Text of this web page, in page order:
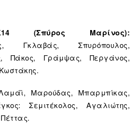
(Σπύρος Μαρίνος):
Γκλαβάς, Σπυρόπουλος,
Πάκος, Γράμψας, Περγάνος,
Μαρούδας, Μπαρμπίκας,
Σεμιτέκολος, Αγαλιώτης,